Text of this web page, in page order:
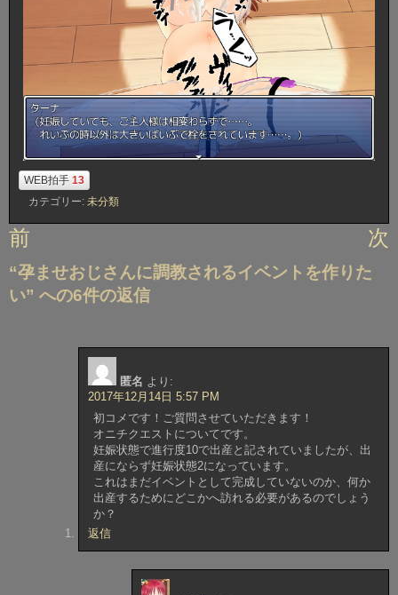
WEB拍手 13
カテゴリー: 未分類
投
ナ
ビ
前 次
“孕ませおじさんに調教されるイベントを作りた
い” への6件の返信
匿名 より:
2017年12月14日 5:57 PM
初コメです！ご質問させていただきます！
オニチクエストについてです。
妊娠状態で進行度10で出産と記されていましたが、出
産にならず妊娠状態2になっています。
これはまだイベントとして完成していないのか、何か
出産するためにどこかへ訪れる必要があるのでしょう
か？
返信